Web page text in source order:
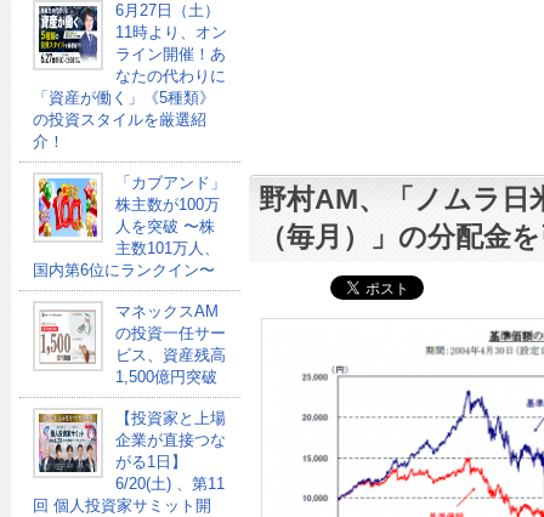
6月27日（土）
11時より、オン
ライン開催！あ
なたの代わりに
「資産が働く」《5種類》
の投資スタイルを厳選紹
介！
「カブアンド」
株主数が100万
人を突破 〜株
主数101万人、
国内第6位にランクイン〜
マネックスAM
の投資一任サー
ビス、資産残高
1,500億円突破
【投資家と上場
企業が直接つな
がる1日】
6/20(土) 、第11
回 個人投資家サミット開
野村AM、「ノムラ日
（毎月）」の分配金